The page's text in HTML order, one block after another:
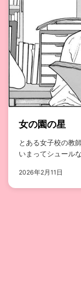
女の園の星
とある女子校の教
いまってシュール
2026年2月11日